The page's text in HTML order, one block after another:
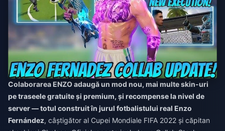
Colaborarea ENZO adaugă un mod nou, mai multe skin-uri
pe traseele gratuite și premium, și recompense la nivel de
server — totul construit în jurul fotbalistului real Enzo
Fernández, câștigător al Cupei Mondiale FIFA 2022 și căpitan